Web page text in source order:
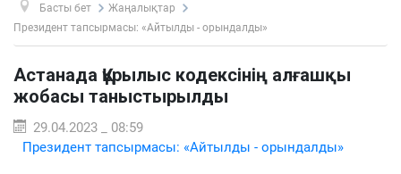
Басты бет
Жаңалықтар
Президент тапсырмасы: «Айтылды - орындалды»
Астанада Құрылыс кодексінің алғашқы
жобасы таныстырылды
29.04.2023 _ 08:59
Президент тапсырмасы: «Айтылды - орындалды»